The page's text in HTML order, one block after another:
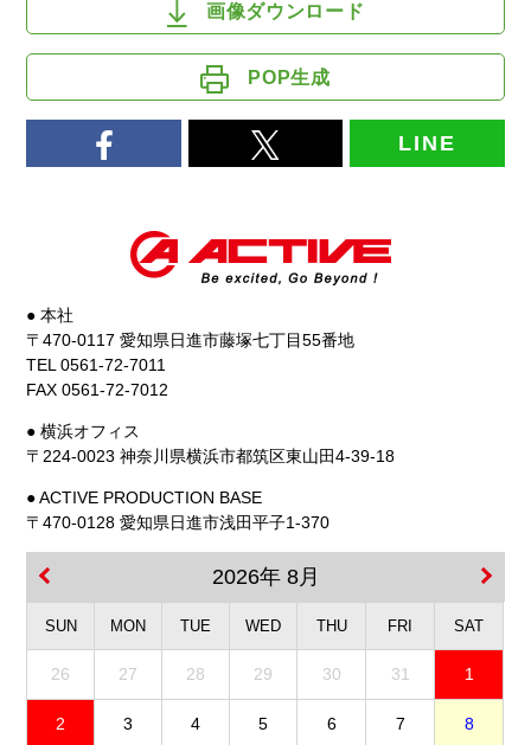
画像ダウンロード
POP生成
LINE
● 本社
〒470-0117 愛知県日進市藤塚七丁目55番地
TEL 0561-72-7011
FAX 0561-72-7012
● 横浜オフィス
〒224-0023 神奈川県横浜市都筑区東山田4-39-18
● ACTIVE PRODUCTION BASE
〒470-0128 愛知県日進市浅田平子1-370
2026年 8月
SUN MON TUE WED THU FRI SAT
26 27 28 29 30 31 1
2 3 4 5 6 7 8